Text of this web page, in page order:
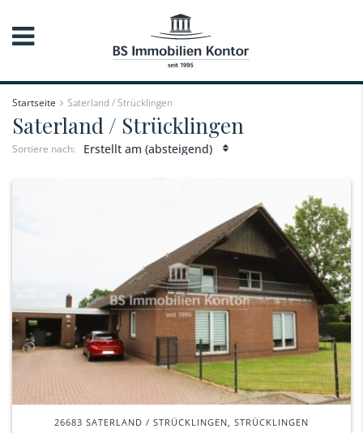
Startseite Saterland / Strücklingen
Saterland / Strücklingen
Sortiere nach: Erstellt am (absteigend)
26683 SATERLAND / STRÜCKLINGEN, STRÜCKLINGEN